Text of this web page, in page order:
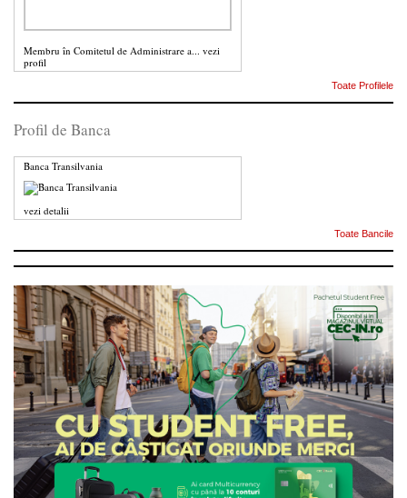
Membru în Comitetul de Administrare a... vezi
profil
Toate Profilele
Profil de Banca
Banca Transilvania
vezi detalii
Toate Bancile